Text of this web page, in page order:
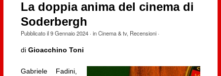
La doppia anima del cinema di
Soderbergh
Pubblicato il9 Gennaio 2024· inCinema & tv, Recensioni·
di Gioacchino Toni
Gabriele Fadini,